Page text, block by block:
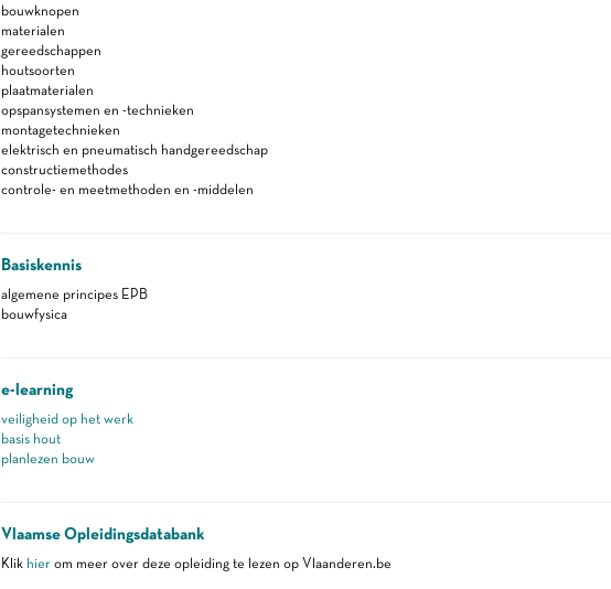
bouwknopen
materialen
gereedschappen
houtsoorten
plaatmaterialen
opspansystemen en -technieken
montagetechnieken
elektrisch en pneumatisch handgereedschap
constructiemethodes
controle- en meetmethoden en -middelen
Basiskennis
algemene principes EPB
bouwfysica
e-learning
veiligheid op het werk
basis hout
planlezen bouw
Vlaamse Opleidingsdatabank
Klik hierom meer over deze opleiding te lezen op Vlaanderen.be